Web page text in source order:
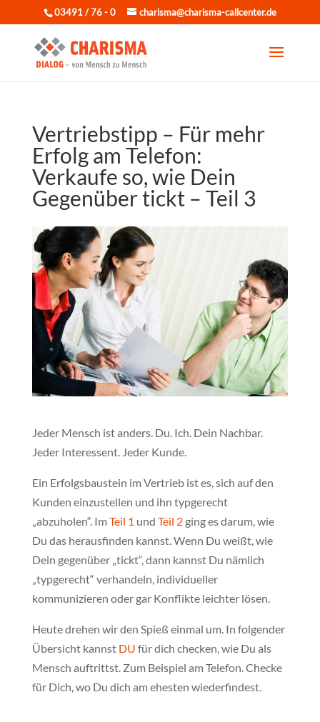
03491 / 76 - 0 charisma@charisma-callcenter.de
Vertriebstipp – Für mehr
Erfolg am Telefon:
Verkaufe so, wie Dein
Gegenüber tickt – Teil 3
Jeder Mensch ist anders. Du. Ich. Dein Nachbar.
Jeder Interessent. Jeder Kunde.
Ein Erfolgsbaustein im Vertrieb ist es, sich auf den
Kunden einzustellen und ihn typgerecht
„abzuholen“. ImTeil 1 und Teil 2ging es darum, wie
Du das herausfinden kannst. Wenn Du weißt, wie
Dein gegenüber „tickt“, dann kannst Du nämlich
„typgerecht“ verhandeln, individueller
kommunizieren oder gar Konflikte leichter lösen.
Heute drehen wir den Spieß einmal um. In folgender
Übersicht kannst DU für dich checken, wie Du als
Mensch auftrittst. Zum Beispiel am Telefon. Checke
für Dich, wo Du dich am ehesten wiederfindest.